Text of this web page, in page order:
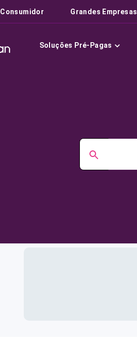
Consumidor Grandes Empresas
Soluções Pré-Pagas